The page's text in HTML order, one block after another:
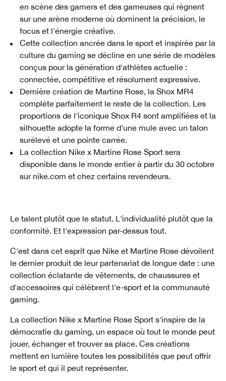
en scène des gamers et des gameuses qui règnent
sur une arène moderne où dominent la précision, le
focus et l'énergie créative.
Cette collection ancrée dans le sport et inspirée par la
culture du gaming se décline en une série de modèles
conçus pour la génération d'athlètes actuelle :
connectée, compétitive et résolument expressive.
Dernière création de Martine Rose, la Shox MR4
complète parfaitement le reste de la collection. Les
proportions de l'iconique Shox R4 sont amplifiées et la
silhouette adopte la forme d'une mule avec un talon
surélevé et une pointe carrée.
La collection Nike x Martine Rose Sport sera
disponible dans le monde entier à partir du 30 octobre
sur nike.com et chez certains revendeurs.
Le talent plutôt que le statut. L'individualité plutôt que la
conformité. Et l'expression par-dessus tout.
C'est dans cet esprit que Nike et Martine Rose dévoilent
le dernier produit de leur partenariat de longue date : une
collection éclatante de vêtements, de chaussures et
d'accessoires qui célèbrent l'e-sport et la communauté
gaming.
La collection Nike x Martine Rose Sport s'inspire de la
démocratie du gaming, un espace où tout le monde peut
jouer, échanger et trouver sa place. Ces créations
mettent en lumière toutes les possibilités que peut offrir
le sport et qui il peut représenter.